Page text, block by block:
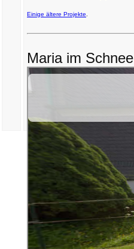
Einige ältere Projekte
Maria im Schnee